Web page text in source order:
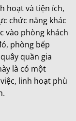
hoạt và tiện ích,
chức năng khác
vào phòng khách
phòng bếp
quần gia
là có một
linh hoạt phù